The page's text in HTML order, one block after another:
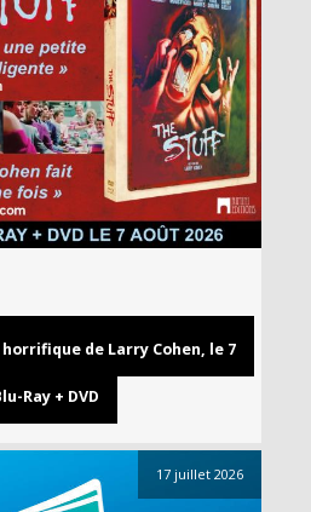
horrifique de Larry Cohen, le 7
Ray + DVD
17 juillet 2026